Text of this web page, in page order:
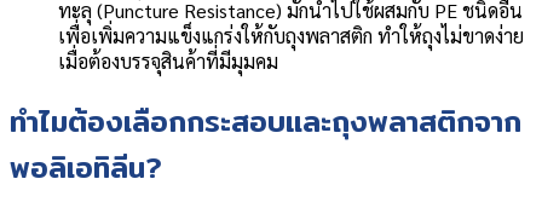
ทะลุ (Puncture Resistance) มักนำไปใช้ผสมกับ PE ชนิดอื่น
เพื่อเพิ่มความแข็งแกร่งให้กับถุงพลาสติก ทำให้ถุงไม่ขาดง่าย
เมื่อต้องบรรจุสินค้าที่มีมุมคม
ทำไมต้องเลือกกระสอบและถุงพลาสติกจาก
พอลิเอทิลีน?